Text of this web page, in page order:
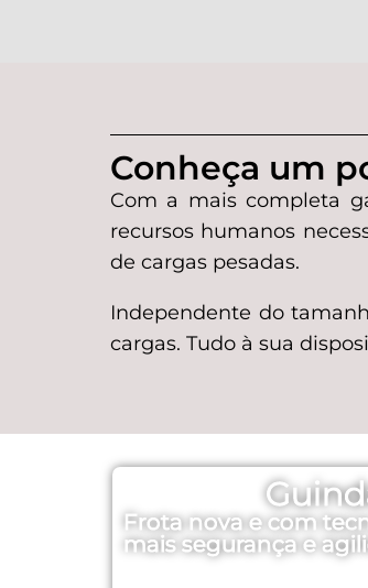
Conheça um
Com a mais completa
recursos humanos
de cargas pesadas.
Independente do
cargas. Tudo à sua
Frota nova e com
mais segurança e